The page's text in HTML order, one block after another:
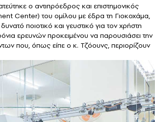
ο αντιπρόεδρος και επιστημονικός
Center) του ομίλου με έδρα τη Γιοκοχάμα,
ποιοτικό και γευστικό για τον χρήστη
ερευνών προκειμένου να παρουσιάσει την
που, όπως είπε ο κ. Τζόουνς, περιορίζουν